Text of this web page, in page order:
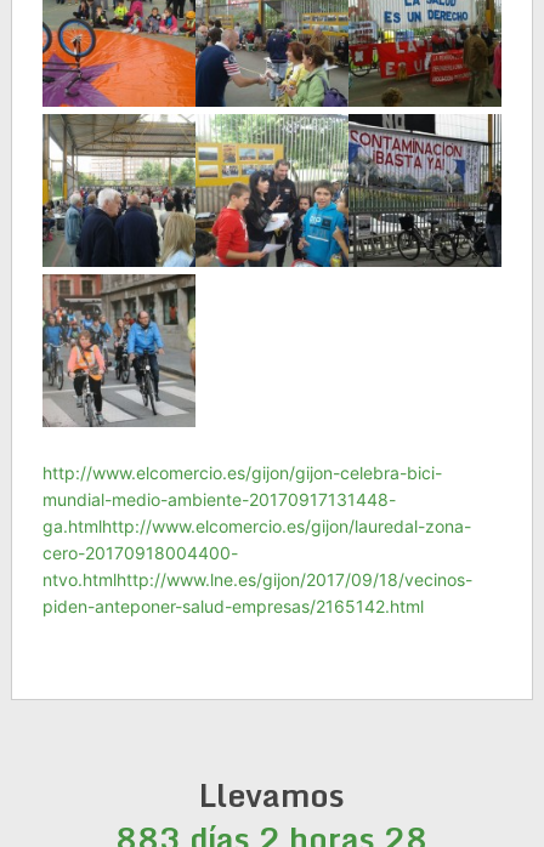
http://www.elcomercio.es/gijon/gijon-celebra-bici-
mundial-medio-ambiente-20170917131448-
ga.htmlhttp://www.elcomercio.es/gijon/lauredal-zona-
cero-20170918004400-
ntvo.htmlhttp://www.lne.es/gijon/2017/09/18/vecinos-
piden-anteponer-salud-empresas/2165142.html
Llevamos